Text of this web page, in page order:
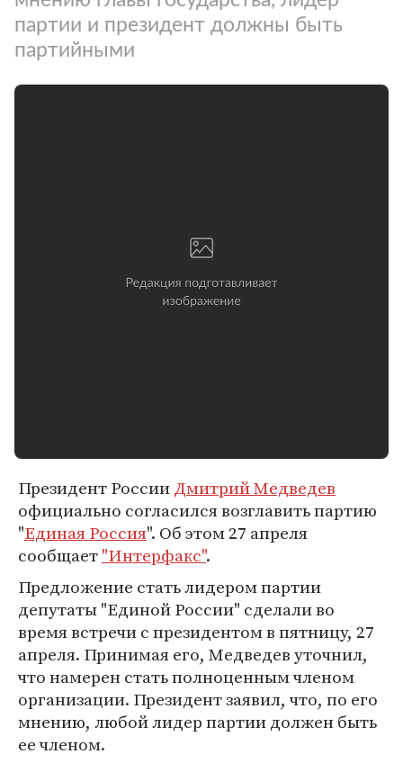
партии и президент должны быть
партийными
Президент РоссииДмитрий Медведев
официально согласился возглавить партию
"Единая Россия". Об этом 27 апреля
сообщает"Интерфакс".
Предложение стать лидером партии
депутаты "Единой России" сделали во
время встречи с президентом в пятницу, 27
апреля. Принимая его, Медведев уточнил,
что намерен стать полноценным членом
организации. Президент заявил, что, по его
мнению, любой лидер партии должен быть
ее членом.